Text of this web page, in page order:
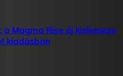
a Magma Rise új kislemeze
kiadásban